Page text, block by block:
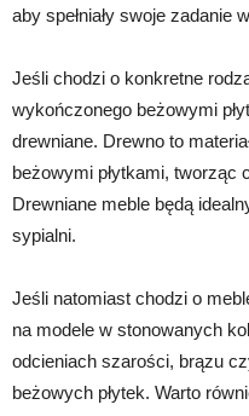
aby spełniały swoje zadanie
Jeśli chodzi o konkretne
wykończonego beżowymi
drewniane. Drewno to
beżowymi płytkami, tworząc
Drewniane meble będą
sypialni.
Jeśli natomiast chodzi o
na modele w stonowanych
odcieniach szarości, brązu
beżowych płytek. Warto